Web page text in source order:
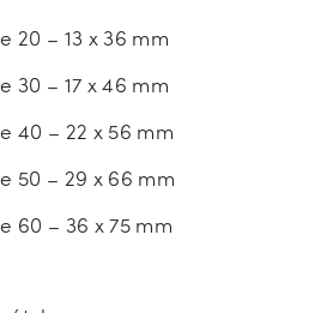
20 – 13 x 36 mm
30 – 17 x 46 mm
40 – 22 x 56 mm
50 – 29 x 66 mm
60 – 36 x 75 mm